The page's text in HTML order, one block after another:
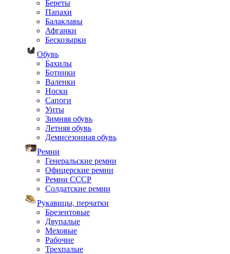
Береты
Папахи
Балаклавы
Афганки
Бескозырки
Обувь
Бахилы
Ботинки
Валенки
Носки
Сапоги
Унты
Зимняя обувь
Летняя обувь
Демисезонная обувь
Ремни
Генеральские ремни
Офицерские ремни
Ремни СССР
Солдатские ремни
Рукавицы, перчатки
Брезентовые
Двупалые
Меховые
Рабочие
Трехпалые